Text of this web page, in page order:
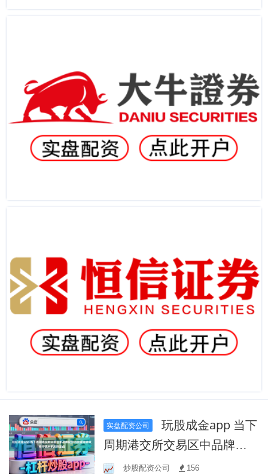
实盘配资公司
玩股成金app 当下
周期港交所交易区中品牌配
资的资金周转效率评估从多
炒股配资公司 156